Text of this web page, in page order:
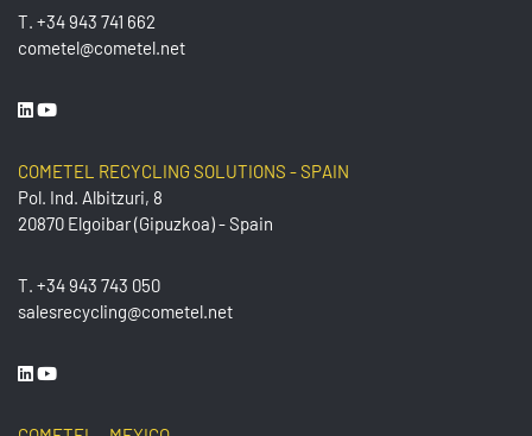
T. +34 943 741 662
cometel@cometel.net
COMETEL RECYCLING SOLUTIONS - SPAIN
Pol. Ind. Albitzuri, 8
20870 Elgoibar (Gipuzkoa) - Spain
T. +34 943 743 050
salesrecycling@cometel.net